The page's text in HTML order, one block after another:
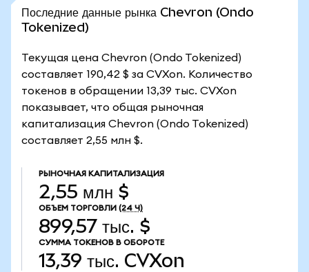
Последние данные рынка Chevron (Ondo
Tokenized)
Текущая цена Chevron (Ondo Tokenized)
составляет 190,42 $ за CVXon. Количество
токенов в обращении 13,39 тыс. CVXon
показывает, что общая рыночная
капитализация Chevron (Ondo Tokenized)
составляет 2,55 млн $.
РЫНОЧНАЯ КАПИТАЛИЗАЦИЯ
2,55 млн $
ОБЪЕМ ТОРГОВЛИ (24 Ч)
899,57 тыс. $
СУММА ТОКЕНОВ В ОБОРОТЕ
13,39 тыс. CVXon